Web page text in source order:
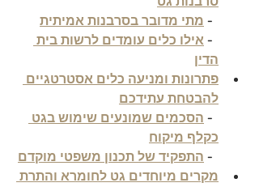
מתי מדובר בסרבנות אמיתית
אילו כלים עומדים לרשות בית
הדין
פתרונות ומניעה כלים אסטרטגיים
להבטחת עתידכם
הסכמים שמונעים שימוש בגט
כקלף מיקוח
התפקיד של תכנון משפטי מוקדם
מקרים מיוחדים גט לחומרא והתרת